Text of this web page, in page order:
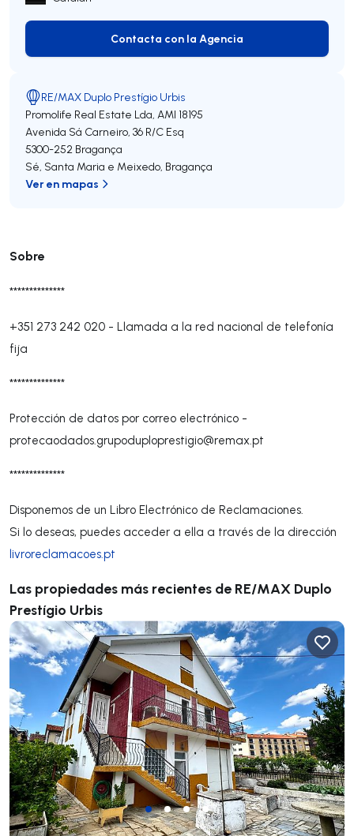
Sobre
**************
+351 273 242 020 - Llamada a la red nacional de telefonía
fija
**************
Protección de datos por correo electrónico -
protecaodados.grupoduploprestigio@remax.pt
**************
Disponemos de un Libro Electrónico de Reclamaciones.
Si lo deseas, puedes acceder a ella a través de la dirección
livroreclamacoes.pt
Las propiedades más recientes de RE/MAX Duplo
Prestígio Urbis
Contacta con la Agencia
Contacta con la Agencia
RE/MAX Duplo Prestígio Urbis
Promolife Real Estate Lda, AMI 18195
Avenida Sá Carneiro, 36 R/C Esq
5300-252 Bragança
Sé, Santa Maria e Meixedo, Bragança
Ver en mapas